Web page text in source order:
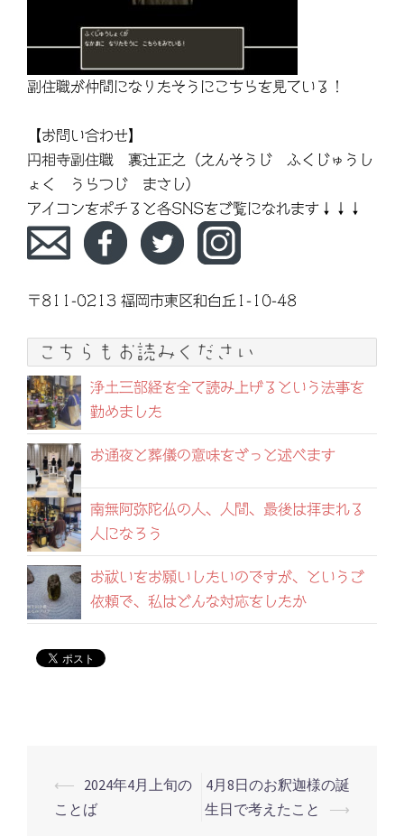
副住職が仲間になりたそうにこちらを見ている！
【お問い合わせ】
円相寺副住職 裏辻正之（えんそうじ ふくじゅうし
ょく うらつじ まさし）
アイコンをポチると各SNSをご覧になれます↓↓↓
〒811-0213 福岡市東区和白丘1-10-48
こちらもお読みください
浄土三部経を全て読み上げるという法事を
勤めました
お通夜と葬儀の意味をざっと述べます
南無阿弥陀仏の人、人間、最後は拝まれる
人になろう
お祓いをお願いしたいのですが、というご
依頼で、私はどんな対応をしたか
投
稿
⟵ 2024年4月上旬の
ことば
4月8日のお釈迦様の誕
生日で考えたこと
⟶